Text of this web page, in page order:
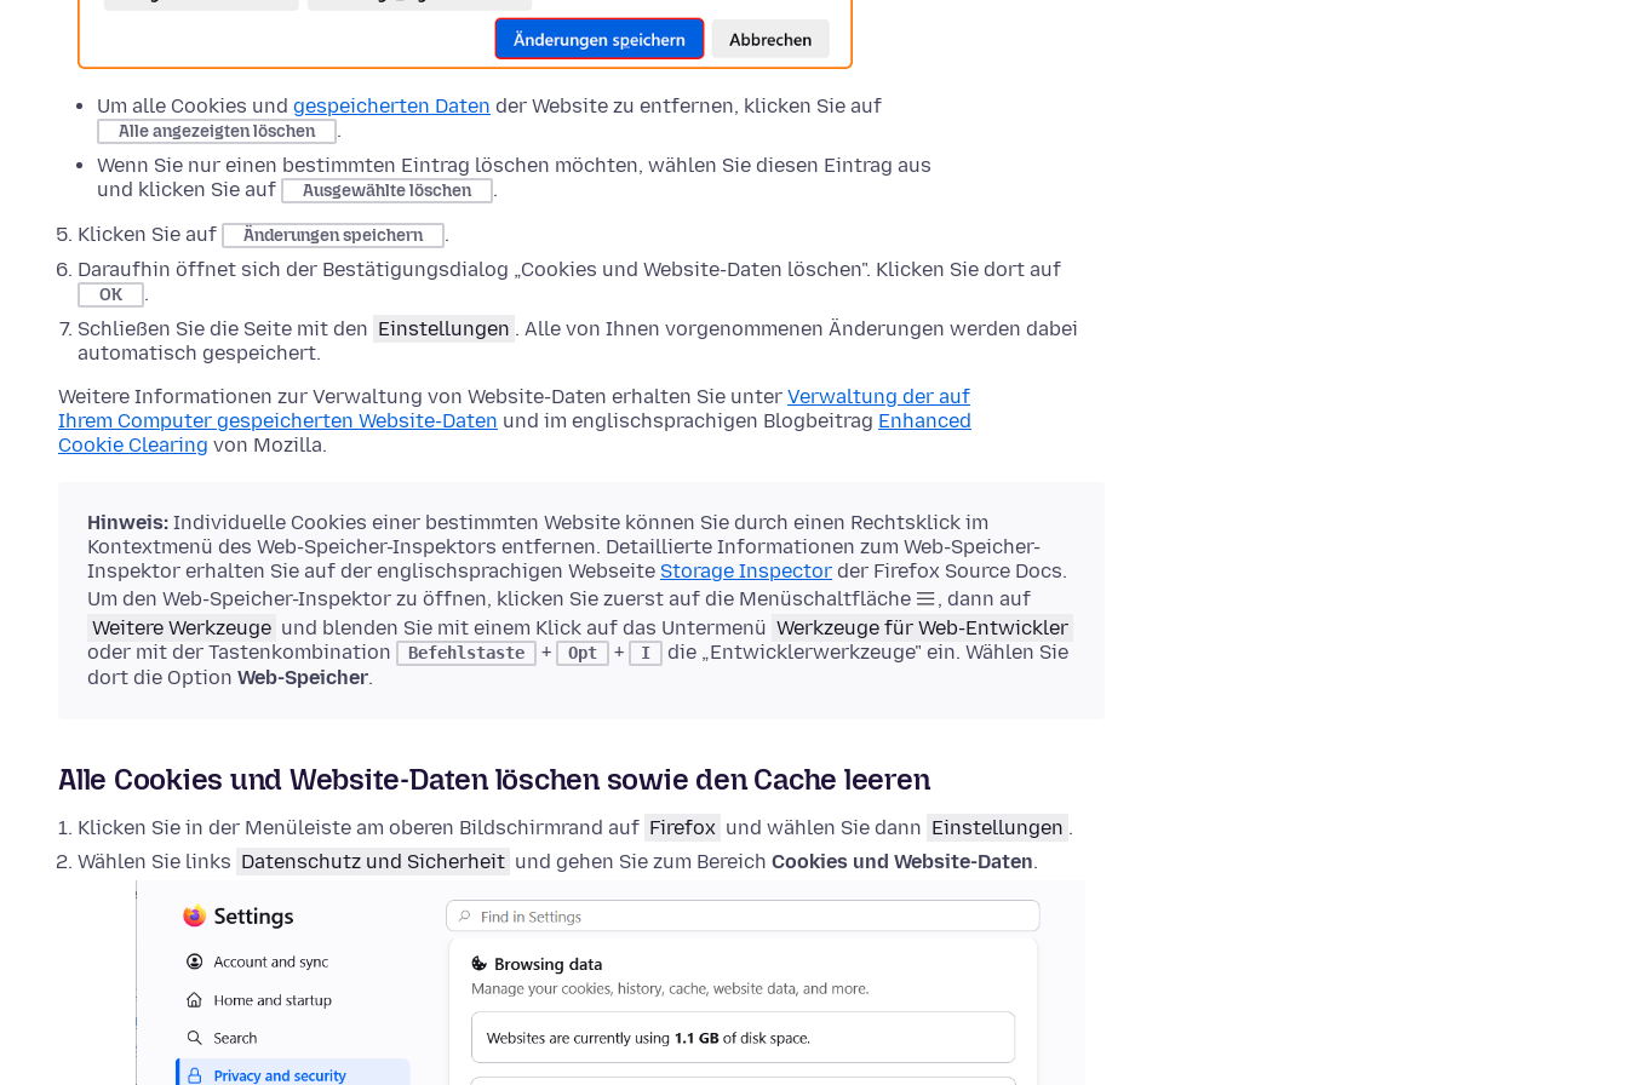
Um alle Cookies und gespeicherten Daten der Website zu entfernen, klicken Sie auf
Alle angezeigten löschen
.
Wenn Sie nur einen bestimmten Eintrag löschen möchten, wählen Sie diesen Eintrag aus
und klicken Sie auf
Ausgewählte löschen
.
Klicken Sie auf
Änderungen speichern
.
Daraufhin öffnet sich der Bestätigungsdialog „Cookies und Website-Daten löschen". Klicken Sie dort auf
OK
.
Schließen Sie die Seite mit den Einstellungen . Alle von Ihnen vorgenommenen Änderungen werden dabei
automatisch gespeichert.
Weitere Informationen zur Verwaltung von Website-Daten erhalten Sie unter Verwaltung der auf
Ihrem Computer gespeicherten Website-Daten und im englischsprachigen Blogbeitrag Enhanced
Cookie Clearing von Mozilla.
Hinweis: Individuelle Cookies einer bestimmten Website können Sie durch einen Rechtsklick im
Kontextmenü des Web-Speicher-Inspektors entfernen. Detaillierte Informationen zum Web-Speicher-
Inspektor erhalten Sie auf der englischsprachigen Webseite Storage Inspector der Firefox Source Docs.
Um den Web-Speicher-Inspektor zu öffnen, klicken Sie zuerst auf die Menüschaltfläche
, dann auf
Weitere Werkzeuge und blenden Sie mit einem Klick auf das Untermenü Werkzeuge für Web-Entwickler
oder mit der Tastenkombination
Befehlstaste + Opt + I
die „Entwicklerwerkzeuge" ein. Wählen Sie
dort die Option Web-Speicher.
Alle Cookies und Website-Daten löschen sowie den Cache leeren
Klicken Sie in der Menüleiste am oberen Bildschirmrand auf Firefox und wählen Sie dann Einstellungen .
Wählen Sie links Datenschutz und Sicherheit und gehen Sie zum Bereich Cookies und Website-Daten.